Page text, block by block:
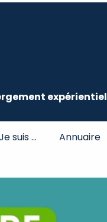
expérientiel
suis … Annuaire